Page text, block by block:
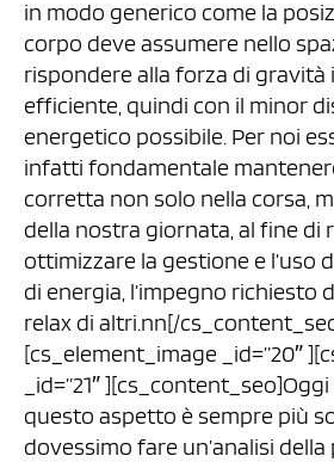
in modo generico come la
corpo deve assumere nello
rispondere alla forza di gravità
efficiente, quindi con il minor
energetico possibile. Per noi
infatti fondamentale
corretta non solo nella corsa,
della nostra giornata, al fine di
ottimizzare la gestione e l’uso
di energia, l’impegno richiesto
relax di altri.nn[/
[cs_element_image _id=”20″
_id=”21″
questo aspetto è sempre più
dovessimo fare un’analisi